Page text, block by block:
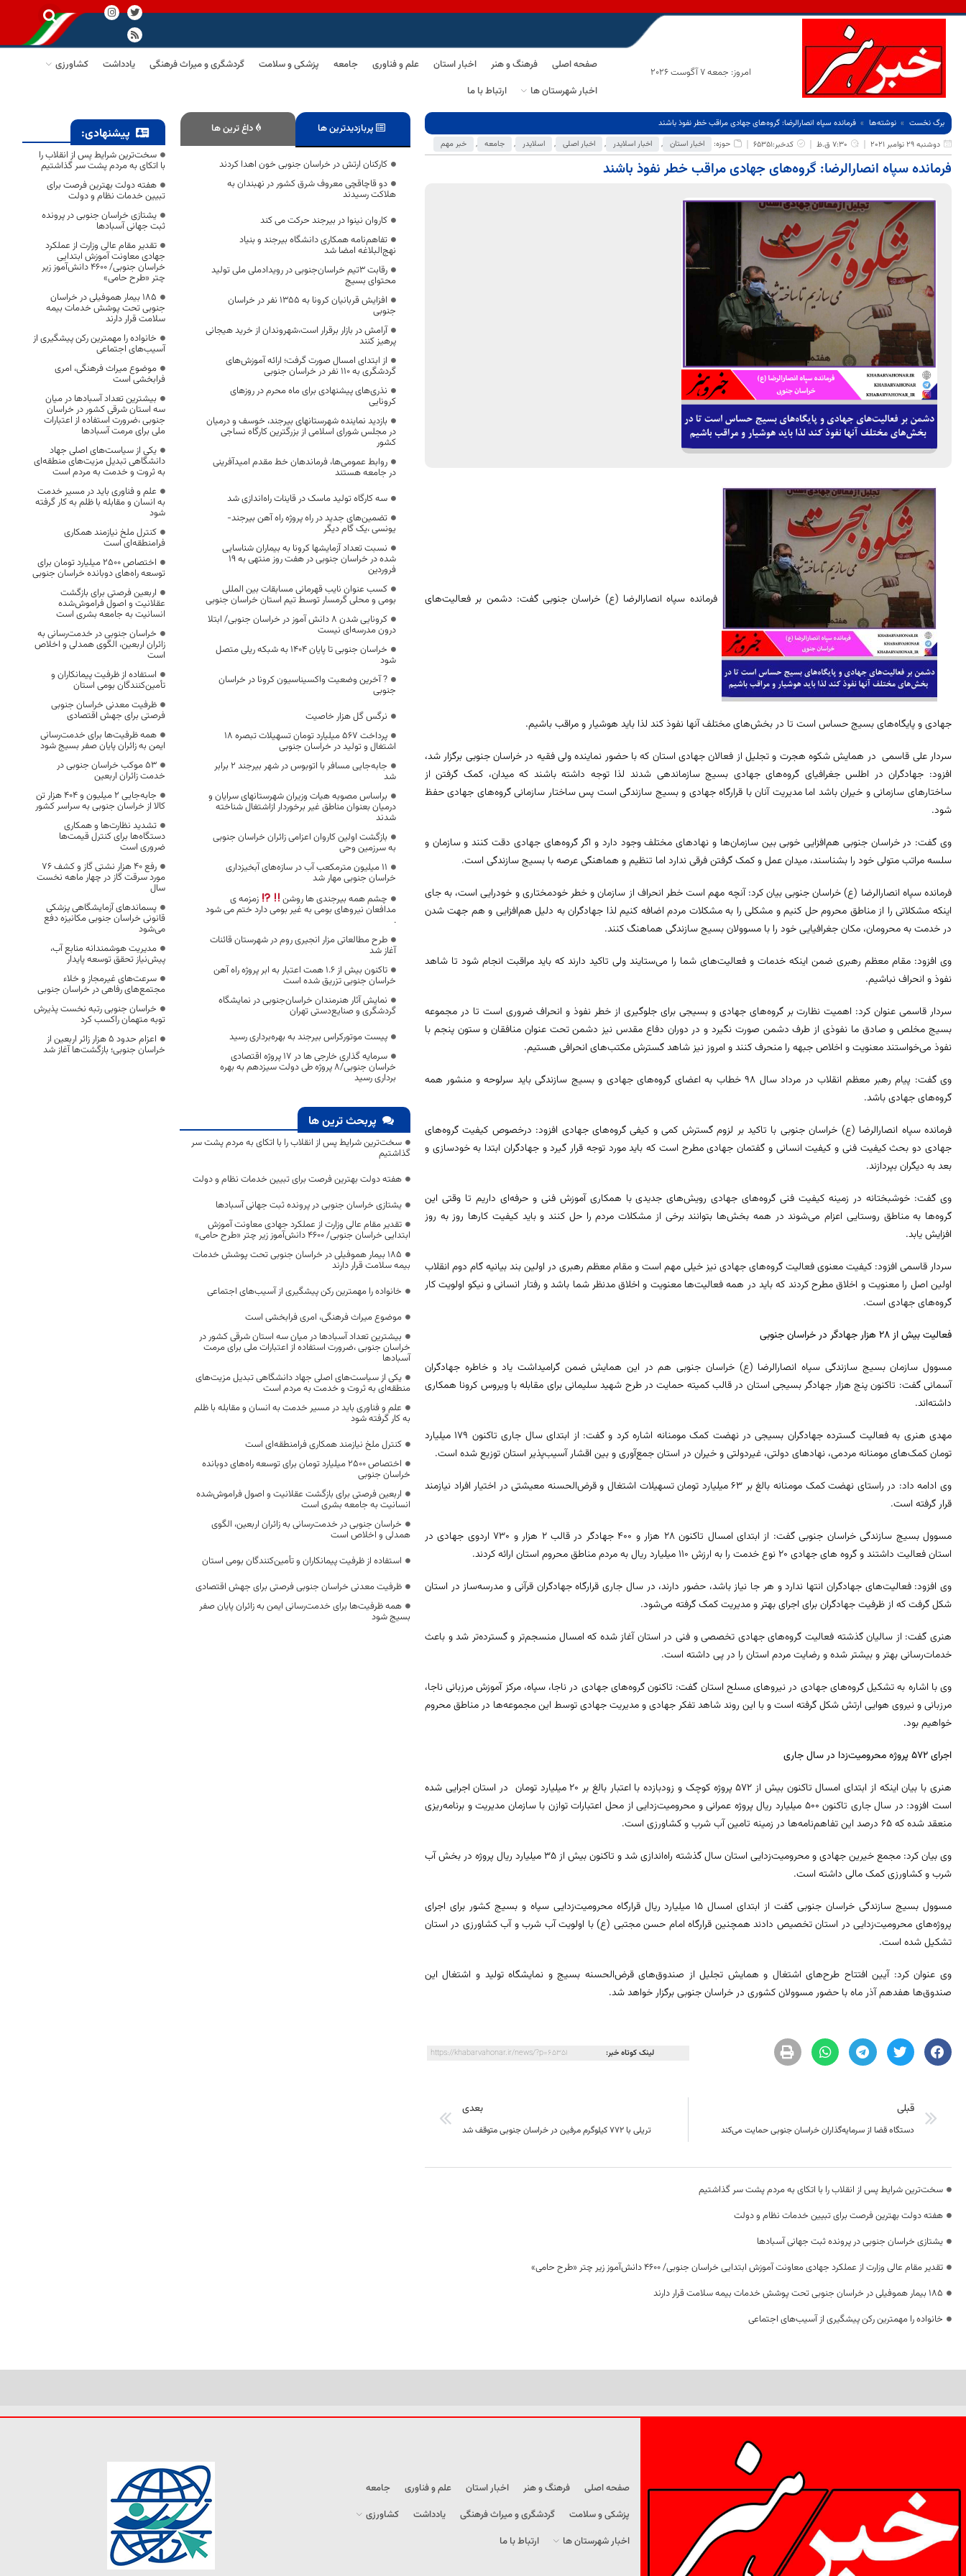
امروز: جمعه 7 آگوست 2026
صفحه اصلی فرهنگ و هنر اخبار استان علم و فناوری جامعه پزشکی و سلامت گردشگری و میراث فرهنگی یادداشت
کشاورزی
اخبار شهرستان ها
ارتباط با ما
برگ نخست نوشته‌ها
فرمانده سپاه انصارالرضا: گروه‌های جهادی مراقب خطر نفوذ باشند
دوشنبه 29 نوامبر 2021
7:30 ق.ظ کدخبر:65351 حوزه: اخبار استان , اخبار اسلایدر , اخبار اصلی , اسلایدر , جامعه , خبر مهم
فرمانده سپاه انصارالرضا: گروه‌های جهادی مراقب خطر نفوذ باشند
فرمانده سپاه انصارالرضا (ع) خراسان جنوبی گفت: دشمن بر فعالیت‌های
جهادی و پایگاه‌های بسیج حساس است تا در بخش‌های مختلف آنها نفوذ کند لذا باید هوشیار و مراقب باشیم.
سردار علی قاسمی در همایش شکوه هجرت و تجلیل از فعالان جهادی استان که با حضور نماینده ولی فقیه در خراسان جنوبی برگزار شد،
افزود: جهادگران در اطلس جغرافیای گروه‌های جهادی بسیج سازماندهی شدند لذا توجه داشته باشند که میدان، کمک گرفتن از
ساختارهای سازمانی و خیران باشد اما مدیریت آنان با قرارگاه جهادی و بسیج سازندگی است پس ساختار سازمانی گروه‌های جهادی حفظ
شود.
وی گفت: در خراسان جنوبی هم‌افزایی خوبی بین سازمان‌ها و نهادهای مختلف وجود دارد و اگر گروه‌های جهادی دقت کنند و سازمان و
سلسه مراتب متولی خود را بشناسند، میدان عمل و کمک گرفتن فرقی ندارد اما تنظیم و هماهنگی عرصه با بسیج سازندگی است.
فرمانده سپاه انصارالرضا (ع) خراسان جنوبی بیان کرد: آنچه مهم است خطر انحراف از سازمان و خطر خودمختاری و خودرایی است، به جای
اینکه مشکلاتی را از مناطق محروم حل کنیم و مشکلی را به مشکلات مردم اضافه کنیم لذا جهادگران به دلیل هم‌افزایی و هم جهت شدن
در خدمت به محرومان، مکان جغرافیایی خود را با مسوولان بسیج سازندگی هماهنگ کنند.
وی افزود: مقام معظم رهبری ضمن اینکه خدمات و فعالیت‌های شما را می‌ستایند ولی تاکید دارند که باید مراقبت انجام شود تا شاهد
نفوذ و انحراف نباشیم.
سردار قاسمی عنوان کرد: اهمیت نظارت بر گروه‌های جهادی و بسیجی برای جلوگیری از خطر نفوذ و انحراف ضروری است تا در مجموعه
بسیج مخلص و صادق ما نفوذی از طرف دشمن صورت نگیرد و در دوران دفاع مقدس نیز دشمن تحت عنوان منافقان و ستون پنجم با
نفوذ می‌خواستند معنویت و اخلاص جبهه را منحرف کنند و امروز نیز شاهد گسترش مکتب‌های انحرافی هستیم.
وی گفت: پیام رهبر معظم انقلاب در مرداد سال ۹۸ خطاب به اعضای گروه‌های جهادی و بسیج سازندگی باید سرلوحه و منشور همه
گروه‌های جهادی باشد.
فرمانده سپاه انصارالرضا (ع) خراسان جنوبی با تاکید بر لزوم گسترش کمی و کیفی گروه‌های جهادی افزود: درخصوص کیفیت گروه‌های
جهادی دو بحث کیفیت فنی و کیفیت انسانی و گفتمان جهادی مطرح است که باید مورد توجه قرار گیرد و جهادگران ابتدا به خودسازی و
بعد به دیگران بپردازند.
وی گفت: خوشبختانه در زمینه کیفیت فنی گروه‌های جهادی رویش‌های جدیدی با همکاری آموزش فنی و حرفه‌ای داریم تا وقتی این
گروه‌ها به مناطق روستایی اعزام می‌شوند در همه بخش‌ها بتوانند برخی از مشکلات مردم را حل کنند و باید کیفیت کارها روز به روز
افزایش یابد.
سردار قاسمی افزود: کیفیت معنوی فعالیت گروه‌های جهادی نیز خیلی مهم است و مقام معظم رهبری در اولین بند بیانیه گام دوم انقلاب
اولین اصل را معنویت و اخلاق مطرح کردند که باید در همه فعالیت‌ها معنویت و اخلاق مدنظر شما باشد و رفتار انسانی و نیکو اولویت کار
گروه‌های جهادی است.
فعالیت بیش از ۲۸ هزار جهادگر در خراسان جنوبی
مسوول سازمان بسیج سازندگی سپاه انصارالرضا (ع) خراسان جنوبی هم در این همایش ضمن گرامیداشت یاد و خاطره جهادگران
آسمانی گفت: تاکنون پنج هزار جهادگر بسیجی استان در قالب کمیته حمایت در طرح شهید سلیمانی برای مقابله با ویروس کرونا همکاری
داشته‌اند.‌
مهدی هنری به فعالیت گسترده جهادگران بسیجی در نهضت کمک مومنانه اشاره کرد و گفت: از ابتدای سال جاری تاکنون ۱۷۹ میلیارد
تومان کمک‌های مومنانه مردمی، نهادهای دولتی، غیردولتی و خیران در استان جمع‌آوری و بین اقشار آسیب‌پذیر استان توزیع شده است.
وی ادامه داد: در راستای نهضت کمک مومنانه بالغ بر ۶۳ میلیارد تومان تسهیلات اشتغال و قرض‌الحسنه معیشتی در اختیار افراد نیازمند
قرار گرفته است.
مسوول بسیج سازندگی خراسان جنوبی گفت: از ابتدای امسال تاکنون ۲۸ هزار و ۴۰۰ جهادگر در قالب ۲ هزار و ۷۳۰ اردوی جهادی در
استان فعالیت داشتند و گروه های جهادی ۲۰ نوع خدمت را به ارزش ۱۱۰ میلیارد ریال به مردم مناطق محروم استان ارائه کردند.
وی افزود: فعالیت‌های جهادگران انتها ندارد و هر جا نیاز باشد، حضور دارند، در سال جاری قرارگاه جهادگران قرآنی و مدرسه‌ساز در استان
شکل گرفت که از ظرفیت جهادگران برای اجرای بهتر و مدیریت کمک گرفته می‌شود.
هنری گفت: از سالیان گذشته فعالیت گروه‌های جهادی تخصصی و فنی در استان آغاز شده که امسال منسجم‌تر و گسترده‌تر شد و باعث
خدمات‌رسانی بهتر و بیشتر شده و رضایت مردم استان را در پی داشته است.
وی با اشاره به تشکیل گروه‌های جهادی در نیروهای مسلح استان گفت: تاکنون گروه‌های جهادی در ناجا، سپاه، مرکز آموزش مرزبانی ناجا،
مرزبانی و نیروی هوایی ارتش شکل گرفته است و با این روند شاهد تفکر جهادی و مدیریت جهادی توسط این مجموعه‌ها در مناطق محروم
خواهیم بود.
اجرای ۵۷۲ پروژه محرومیت‌زدا در سال جاری
هنری با بیان اینکه از ابتدای امسال تاکنون بیش از ۵۷۲ پروژه کوچک و زودبازده با اعتبار بالغ بر ۲۰ میلیارد تومان در استان اجرایی شده
است افزود: در سال جاری تاکنون ۵۰۰ میلیارد ریال پروژه عمرانی و محرومیت‌زدایی از محل اعتبارات توازن با سازمان مدیریت و برنامه‌ریزی
منعقد شده که ۶۵ درصد این تفاهم‌نامه‌ها در زمینه تامین آب شرب و کشاورزی است.
وی بیان کرد: مجمع خیرین جهادی و محرومیت‌زدایی استان سال گذشته راه‌اندازی شد و تاکنون بیش از ۳۵ میلیارد ریال پروژه در بخش آب
شرب و کشاورزی کمک مالی داشته است.
مسوول بسیج سازندگی خراسان جنوبی گفت از ابتدای امسال ۱۵ میلیارد ریال قرارگاه محرومیت‌زدایی سپاه و بسیج کشور برای اجرای
پروژه‌های محرومیت‌زدایی در استان تخصیص دادند همچنین قرارگاه امام حسن مجتبی (ع) با اولویت آب شرب و آب کشاورزی در استان
تشکیل شده است.
وی عنوان کرد: آیین افتتاح طرح‌های اشتغال و همایش تجلیل از صندوق‌های قرض‌الحسنه بسیج و نمایشگاه تولید و اشتغال این
صندوق‌ها هفدهم آذر ماه با حضور مسوولان کشوری در خراسان جنوبی برگزار خواهد شد.
لینک کوتاه خبر: https://khabarvahonar.ir/news/?p=65351
قبلی
دستگاه قضا از سرمایه‌گذاران خراسان جنوبی حمایت می‌کند
بعدی
تریلی با ۷۷۲ کیلوگرم مرفین در خراسان جنوبی متوقف شد
سخت‌ترین شرایط پس از انقلاب را با اتکای به مردم پشت سر گذاشتیم
هفته دولت بهترین فرصت برای تبیین خدمات نظام و دولت
یشتازی خراسان جنوبی در پرونده ثبت جهانی آسبادها
تقدیر مقام عالی وزارت از عملکرد جهادی معاونت آموزش ابتدایی خراسان جنوبی/ ۴۶۰۰ دانش‌آموز زیر چتر «طرح حامی»
۱۸۵ بیمار هموفیلی در خراسان جنوبی تحت پوشش خدمات بیمه سلامت قرار دارند
خانواده را مهمترین رکن پیشگیری از آسیب‌های اجتماعی
پربازدیدترین ها داغ ترین ها
کارکنان ارتش در خراسان جنوبی خون اهدا کردند
دو قاچاقچی معروف شرق کشور در نهبندان به
هلاکت رسیدند
کاروان نینوا در بیرجند حرکت می کند
تفاهم‌نامه همکاری دانشگاه بیرجند و بنیاد
نهج‌البلاغه امضا شد
رقابت ۳تیم خراسان‌جنوبی در رویدادملی ملی تولید
محتوای بسیج
افزایش قربانیان کرونا به 1355 نفر در خراسان
جنوبی
آرامش در بازار برقرار است،شهروندان از خرید هیجانی
پرهیز کنند
از ابتدای امسال صورت گرفت؛ ارائه آموزش‌های
گردشگری به ۱۱۰ نفر در خراسان جنوبی
نذری‌های پیشنهادی برای ماه محرم در روزهای
کرونایی
بازدید نماینده شهرستانهای بیرجند، خوسف و درمیان
در مجلس شورای اسلامی از بزرگترین کارگاه نساجی
کشور
روابط عمومی‌ها، فرماندهان خط مقدم امیدآفرینی
در جامعه هستند
سه کارگاه تولید ماسک در قاینات راه‌اندازی شد
تضمین‌های جدید در راه پروژه راه آهن بیرجند-
یونسی ،یک گام دیگر
نسبت تعداد آزمایشها کرونا به بیماران شناسایی
شده در خراسان جنوبی در هفت روز منتهی به 19
فروردین
کسب عنوان نایب قهرمانی مسابقات بین المللی
بومی و محلی گرمسار توسط تیم استان خراسان جنوبی
کرونایی شدن ۸ دانش آموز در خراسان جنوبی/ ابتلا
درون مدرسه‌ای نیست
خراسان جنوبی تا پایان ۱۴۰۴ به شبکه ریلی متصل
شود
? آخرین وضعیت واکسیناسیون کرونا در خراسان
جنوبی
نرگس گل هزار خاصیت
پرداخت ۵۶۷ میلیارد تومان تسهیلات تبصره ۱۸
اشتغال و تولید در خراسان جنوبی
جابه‌جایی مسافر با اتوبوس در شهر بیرجند ۲ برابر
شد
براساس مصوبه هیات وزیران شهرستانهای سرایان و
درمیان بعنوان مناطق غیر برخوردار ازاشتغال شناخته
شدند
بازگشت اولین کاروان اعزامی زائران خراسان جنوبی
به سرزمین وحی
۱۱ میلیون مترمکعب آب در سازه‌های آبخیزداری
خراسان جنوبی مهار شد
چشم همه بیرجندی ها روشن
زمزمه ی
مدافعان نیروهای بومی به غیر بومی دارد ختم می شود
.
طرح مطالعاتی مزار انجیری روم در شهرستان قائنات
آغاز شد
تاکنون بیش از 1.6 همت اعتبار به ابر پروژه راه آهن
خراسان جنوبی تزریق شده است
نمایش آثار هنرمندان خراسان‌جنوبی در نمایشگاه
گردشگری و صنایع‌دستی تهران
پیست موتورکراس بیرجند به بهره‌برداری رسید
سرمایه گذاری خارجی ها در ۱۷ پروژه اقتصادی
خراسان جنوبی/۸ پروژه طی دولت سیزدهم به بهره
برداری رسید
پربحث ترین ها
سخت‌ترین شرایط پس از انقلاب را با اتکای به مردم پشت سر
گذاشتیم
هفته دولت بهترین فرصت برای تبیین خدمات نظام و دولت
یشتازی خراسان جنوبی در پرونده ثبت جهانی آسبادها
تقدیر مقام عالی وزارت از عملکرد جهادی معاونت آموزش
ابتدایی خراسان جنوبی/ ۴۶۰۰ دانش‌آموز زیر چتر «طرح حامی»
۱۸۵ بیمار هموفیلی در خراسان جنوبی تحت پوشش خدمات
بیمه سلامت قرار دارند
خانواده را مهمترین رکن پیشگیری از آسیب‌های اجتماعی
موضوع میراث فرهنگی، امری فرابخشی است
بیشترین تعداد آسبادها در میان سه استان شرقی کشور در
خراسان جنوبی ،ضرورت استفاده از اعتبارات ملی برای مرمت
آسبادها
یکی از سیاست‌های اصلی جهاد دانشگاهی تبدیل مزیت‌های
منطقه‌ای به ثروت و خدمت به مردم است
علم و فناوری باید در مسیر خدمت به انسان و مقابله با ظلم
به کار گرفته شود
کنترل ملخ نیازمند همکاری فرامنطقه‌ای است
اختصاص 2500 میلیارد تومان برای توسعه راه‌های دوبانده
خراسان جنوبی
اربعین فرصتی برای بازگشت عقلانیت و اصول فراموش‌شده
انسانیت به جامعه بشری است
خراسان جنوبی در خدمت‌رسانی به زائران اربعین، الگوی
همدلی و اخلاص است
استفاده از ظرفیت پیمانکاران و تأمین‌کنندگان بومی استان
ظرفیت معدنی خراسان جنوبی فرصتی برای جهش اقتصادی
همه ظرفیت‌ها برای خدمت‌رسانی ایمن به زائران پایان صفر
بسیج شود
پیشنهادی:
سخت‌ترین شرایط پس از انقلاب را
با اتکای به مردم پشت سر گذاشتیم
هفته دولت بهترین فرصت برای
تبیین خدمات نظام و دولت
یشتازی خراسان جنوبی در پرونده
ثبت جهانی آسبادها
تقدیر مقام عالی وزارت از عملکرد
جهادی معاونت آموزش ابتدایی
خراسان جنوبی/ ۴۶۰۰ دانش‌آموز زیر
چتر «طرح حامی»
۱۸۵ بیمار هموفیلی در خراسان
جنوبی تحت پوشش خدمات بیمه
سلامت قرار دارند
خانواده را مهمترین رکن پیشگیری از
آسیب‌های اجتماعی
موضوع میراث فرهنگی، امری
فرابخشی است
بیشترین تعداد آسبادها در میان
سه استان شرقی کشور در خراسان
جنوبی ،ضرورت استفاده از اعتبارات
ملی برای مرمت آسبادها
یکی از سیاست‌های اصلی جهاد
دانشگاهی تبدیل مزیت‌های منطقه‌ای
به ثروت و خدمت به مردم است
علم و فناوری باید در مسیر خدمت
به انسان و مقابله با ظلم به کار گرفته
شود
کنترل ملخ نیازمند همکاری
فرامنطقه‌ای است
اختصاص 2500 میلیارد تومان برای
توسعه راه‌های دوبانده خراسان جنوبی
اربعین فرصتی برای بازگشت
عقلانیت و اصول فراموش‌شده
انسانیت به جامعه بشری است
خراسان جنوبی در خدمت‌رسانی به
زائران اربعین، الگوی همدلی و اخلاص
است
استفاده از ظرفیت پیمانکاران و
تأمین‌کنندگان بومی استان
ظرفیت معدنی خراسان جنوبی
فرصتی برای جهش اقتصادی
همه ظرفیت‌ها برای خدمت‌رسانی
ایمن به زائران پایان صفر بسیج شود
53 موکب خراسان جنوبی در
خدمت زائران اربعین
جابه‌جایی 2 میلیون و 404 هزار تن
کالا از خراسان جنوبی به سراسر کشور
تشدید نظارت‌ها و همکاری
دستگاه‌ها برای کنترل قیمت‌ها
ضروری است
رفع 40 هزار نشتی گاز و کشف 76
مورد سرقت گاز در چهار ماهه نخست
سال
پسماندهای آزمایشگاهی پزشکی
قانونی خراسان جنوبی مکانیزه دفع
می‌شود
مدیریت هوشمندانه منابع آب،
پیش‌نیاز تحقق توسعه پایدار
سرعت‌های غیرمجاز و خلاء
مجتمع‌های رفاهی در خراسان جنوبی
خراسان جنوبی رتبه نخست پذیرش
توبه متهمان راکسب کرد
اعزام حدود 5 هزار زائر اربعین از
خراسان جنوبی؛ بازگشت‌ها آغاز شد
صفحه اصلی فرهنگ و هنر اخبار استان علم و فناوری
جامعه
پزشکی و سلامت
گردشگری و میراث فرهنگی یادداشت
کشاورزی
اخبار شهرستان ها
ارتباط با ما